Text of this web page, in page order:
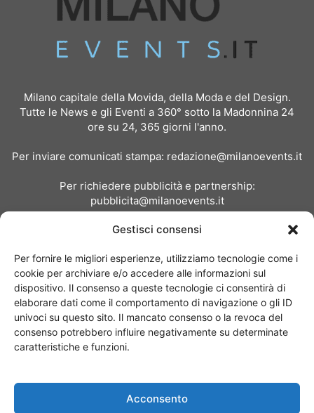
Gestisci consensi
Per fornire le migliori esperienze, utilizziamo tecnologie come i
cookie per archiviare e/o accedere alle informazioni sul
dispositivo. Il consenso a queste tecnologie ci consentirà di
elaborare dati come il comportamento di navigazione o gli ID
univoci su questo sito. Il mancato consenso o la revoca del
consenso potrebbero influire negativamente su determinate
caratteristiche e funzioni.
Acconsento
Milano capitale della Movida, della Moda e del Design.
Tutte le News e gli Eventi a 360° sotto la Madonnina 24
ore su 24, 365 giorni l'anno.
Per inviare comunicati stampa: redazione@milanoevents.it
Per richiedere pubblicità e partnership:
pubblicita@milanoevents.it
Chi siamo I Nostri Clienti
© Copyright 2017 - MilanoEvents.it© managed by